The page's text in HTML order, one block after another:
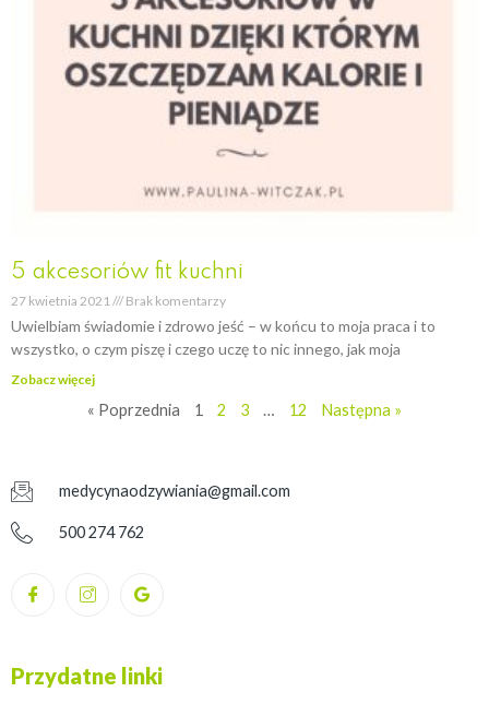
5 akcesoriów fit kuchni
27 kwietnia 2021 Brak komentarzy
Uwielbiam świadomie i zdrowo jeść – w końcu to moja praca i to
wszystko, o czym piszę i czego uczę to nic innego, jak moja
Zobacz więcej
« Poprzednia 1 2 3 … 12 Następna »
medycynaodzywiania@gmail.com
500 274 762
Przydatne linki